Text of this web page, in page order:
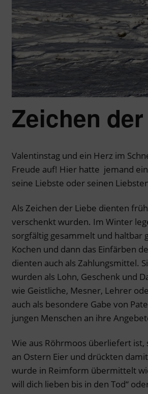
Zeichen
Valentinstag und ein Herz im
Freude auf! Hier hatte jemand
seine Liebste oder seinen
Als Zeichen der Liebe dienten
verschenkt wurden. Im Winter
sorgfältig gesammelt und haltbar
Kochen und dann das Einfärben
dienten auch als Zahlungsmittel.
wurden als Lohn, Geschenk und
wie Geistliche, Mesner, Lehrer
auch als besondere Gabe von
jungen Menschen an ihre
Wie aus Röhrmoos überliefert
an Ostern Eier und drückten
wurde in Reimform übermittelt
will dich lieben bis in den Tod“